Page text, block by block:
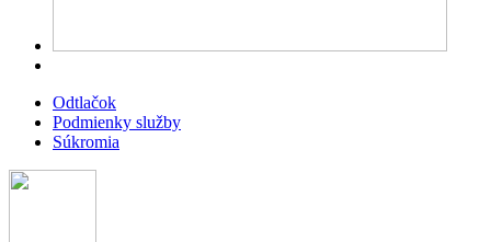
Odtlačok
Podmienky služby
Súkromia